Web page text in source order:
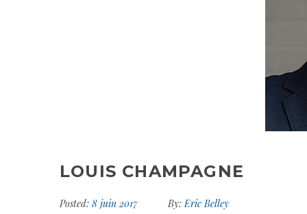
LOUIS CHAMPAGNE
Posted: 8 juin 2017 By: Eric Belley